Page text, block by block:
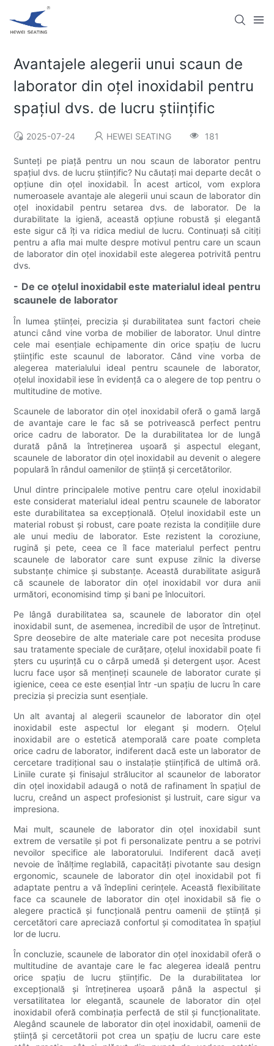
Avantajele alegerii unui scaun de
laborator din oțel inoxidabil pentru
spațiul dvs. de lucru științific
2025-07-24 HEWEI SEATING 181
Sunteți pe piață pentru un nou scaun de laborator pentru
spațiul dvs. de lucru științific? Nu căutați mai departe decât o
opțiune din oțel inoxidabil. În acest articol, vom explora
numeroasele avantaje ale alegerii unui scaun de laborator din
oțel inoxidabil pentru setarea dvs. de laborator. De la
durabilitate la igienă, această opțiune robustă și elegantă
este sigur că îți va ridica mediul de lucru. Continuați să citiți
pentru a afla mai multe despre motivul pentru care un scaun
de laborator din oțel inoxidabil este alegerea potrivită pentru
dvs.
- De ce oțelul inoxidabil este materialul ideal pentru
scaunele de laborator
În lumea științei, precizia și durabilitatea sunt factori cheie
atunci când vine vorba de mobilier de laborator. Unul dintre
cele mai esențiale echipamente din orice spațiu de lucru
științific este scaunul de laborator. Când vine vorba de
alegerea materialului ideal pentru scaunele de laborator,
oțelul inoxidabil iese în evidență ca o alegere de top pentru o
multitudine de motive.
Scaunele de laborator din oțel inoxidabil oferă o gamă largă
de avantaje care le fac să se potrivească perfect pentru
orice cadru de laborator. De la durabilitatea lor de lungă
durată până la întreținerea ușoară și aspectul elegant,
scaunele de laborator din oțel inoxidabil au devenit o alegere
populară în rândul oamenilor de știință și cercetătorilor.
Unul dintre principalele motive pentru care oțelul inoxidabil
este considerat materialul ideal pentru scaunele de laborator
este durabilitatea sa excepțională. Oțelul inoxidabil este un
material robust și robust, care poate rezista la condițiile dure
ale unui mediu de laborator. Este rezistent la coroziune,
rugină și pete, ceea ce îl face materialul perfect pentru
scaunele de laborator care sunt expuse zilnic la diverse
substanțe chimice și substanțe. Această durabilitate asigură
că scaunele de laborator din oțel inoxidabil vor dura anii
următori, economisind timp și bani pe înlocuitori.
Pe lângă durabilitatea sa, scaunele de laborator din oțel
inoxidabil sunt, de asemenea, incredibil de ușor de întreținut.
Spre deosebire de alte materiale care pot necesita produse
sau tratamente speciale de curățare, oțelul inoxidabil poate fi
șters cu ușurință cu o cârpă umedă și detergent ușor. Acest
lucru face ușor să mențineți scaunele de laborator curate și
igienice, ceea ce este esențial într -un spațiu de lucru în care
precizia și precizia sunt esențiale.
Un alt avantaj al alegerii scaunelor de laborator din oțel
inoxidabil este aspectul lor elegant și modern. Oțelul
inoxidabil are o estetică atemporală care poate completa
orice cadru de laborator, indiferent dacă este un laborator de
cercetare tradițional sau o instalație științifică de ultimă oră.
Liniile curate și finisajul strălucitor al scaunelor de laborator
din oțel inoxidabil adaugă o notă de rafinament în spațiul de
lucru, creând un aspect profesionist și lustruit, care sigur va
impresiona.
Mai mult, scaunele de laborator din oțel inoxidabil sunt
extrem de versatile și pot fi personalizate pentru a se potrivi
nevoilor specifice ale laboratorului. Indiferent dacă aveți
nevoie de înălțime reglabilă, capacități pivotante sau design
ergonomic, scaunele de laborator din oțel inoxidabil pot fi
adaptate pentru a vă îndeplini cerințele. Această flexibilitate
face ca scaunele de laborator din oțel inoxidabil să fie o
alegere practică și funcțională pentru oamenii de știință și
cercetători care apreciază confortul și comoditatea în spațiul
lor de lucru.
În concluzie, scaunele de laborator din oțel inoxidabil oferă o
multitudine de avantaje care le fac alegerea ideală pentru
orice spațiu de lucru științific. De la durabilitatea lor
excepțională și întreținerea ușoară până la aspectul și
versatilitatea lor elegantă, scaunele de laborator din oțel
inoxidabil oferă combinația perfectă de stil și funcționalitate.
Alegând scaunele de laborator din oțel inoxidabil, oamenii de
știință și cercetătorii pot crea un spațiu de lucru care este